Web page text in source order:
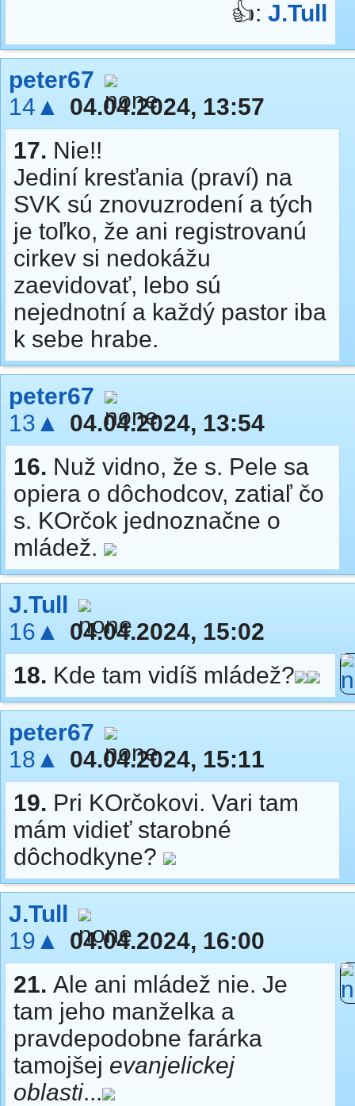
👍: J.Tull
peter67
14▲
04.04.2024, 13:57
17. Nie!!
Jediní kresťania (praví) na
SVK sú znovuzrodení a tých
je toľko, že ani registrovanú
cirkev si nedokážu
zaevidovať, lebo sú
nejednotní a každý pastor iba
k sebe hrabe.
peter67
13▲
04.04.2024, 13:54
16. Nuž vidno, že s. Pele sa
opiera o dôchodcov, zatiaľ čo
s. KOrčok jednoznačne o
mládež.
J.Tull
16▲
04.04.2024, 15:02
18. Kde tam vidíš mládež?
peter67
18▲
04.04.2024, 15:11
19. Pri KOrčokovi. Vari tam
mám vidieť starobné
dôchodkyne?
J.Tull
19▲
04.04.2024, 16:00
21. Ale ani mládež nie. Je
tam jeho manželka a
pravdepodobne farárka
tamojšej evanjelickej
oblasti...